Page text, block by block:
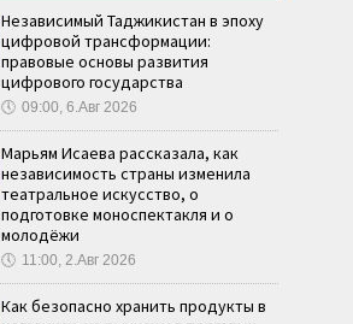
Независимый Таджикистан в эпоху
цифровой трансформации:
правовые основы развития
цифрового государства
🕔 09:00, 6.Авг 2026
Марьям Исаева рассказала, как
независимость страны изменила
театральное искусство, о
подготовке моноспектакля и о
молодёжи
🕔 11:00, 2.Авг 2026
Как безопасно хранить продукты в